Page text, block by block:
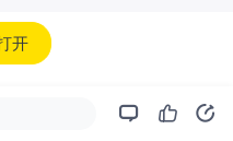
开